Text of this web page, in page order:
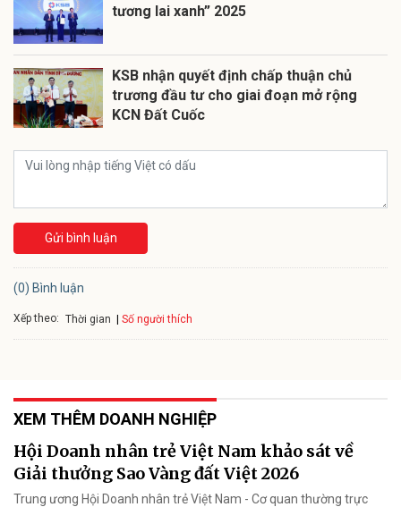
tương lai xanh” 2025
KSB nhận quyết định chấp thuận chủ
trương đầu tư cho giai đoạn mở rộng
KCN Đất Cuốc
Gửi bình luận
(0) Bình luận
Xếp theo: Thời gian Số người thích
XEM THÊM DOANH NGHIỆP
Hội Doanh nhân trẻ Việt Nam khảo sát về
Giải thưởng Sao Vàng đất Việt 2026
Trung ương Hội Doanh nhân trẻ Việt Nam - Cơ quan thường trực